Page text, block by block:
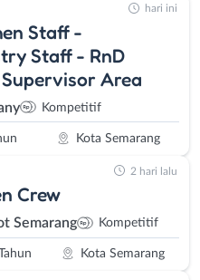
Staff -
Staff - RnD
Area
Kompetitif
Kota Semarang
hari ini
Crew
Semarang Kompetitif
Kota Semarang
2 hari lalu